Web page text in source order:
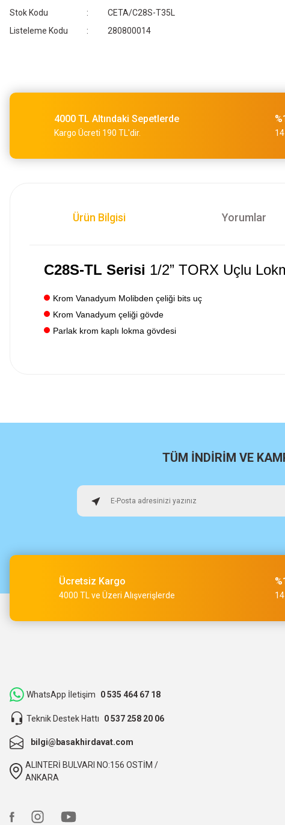
Stok Kodu
CETA/C28S-T35L
Listeleme Kodu
280800014
4000 TL Altındaki Sepetlerde
Kargo Ücreti 190 TL'dir.
Ürün Bilgisi Yorumlar
C28S-TL Serisi 1/2” TORX Uçlu
Krom Vanadyum Molibden çeliği bits uç
Krom Vanadyum çeliği gövde
Parlak krom kaplı lokma gövdesi
Osman Alper | 15/05/2026
Müşteri iletişimi kusursuz birde ürün siparişini veriyoruz teslimi
ilgili satıcı,güzel paketleme,hızlı kargolama. sıkıntısız bir alışveriş
O... B... | 07/03/2026
bunca zaman kendimize eziyet etmişiz aslında.
TÜM İNDİRİM VE
Ücretsiz Kargo
4000 TL ve Üzeri Alışverişlerde
WhatsApp İletişim 0 535 464 67 18
Teknik Destek Hattı 0 537 258 20 06
bilgi@basakhirdavat.com
ALINTERİ BULVARI NO:156 OSTİM /
ANKARA